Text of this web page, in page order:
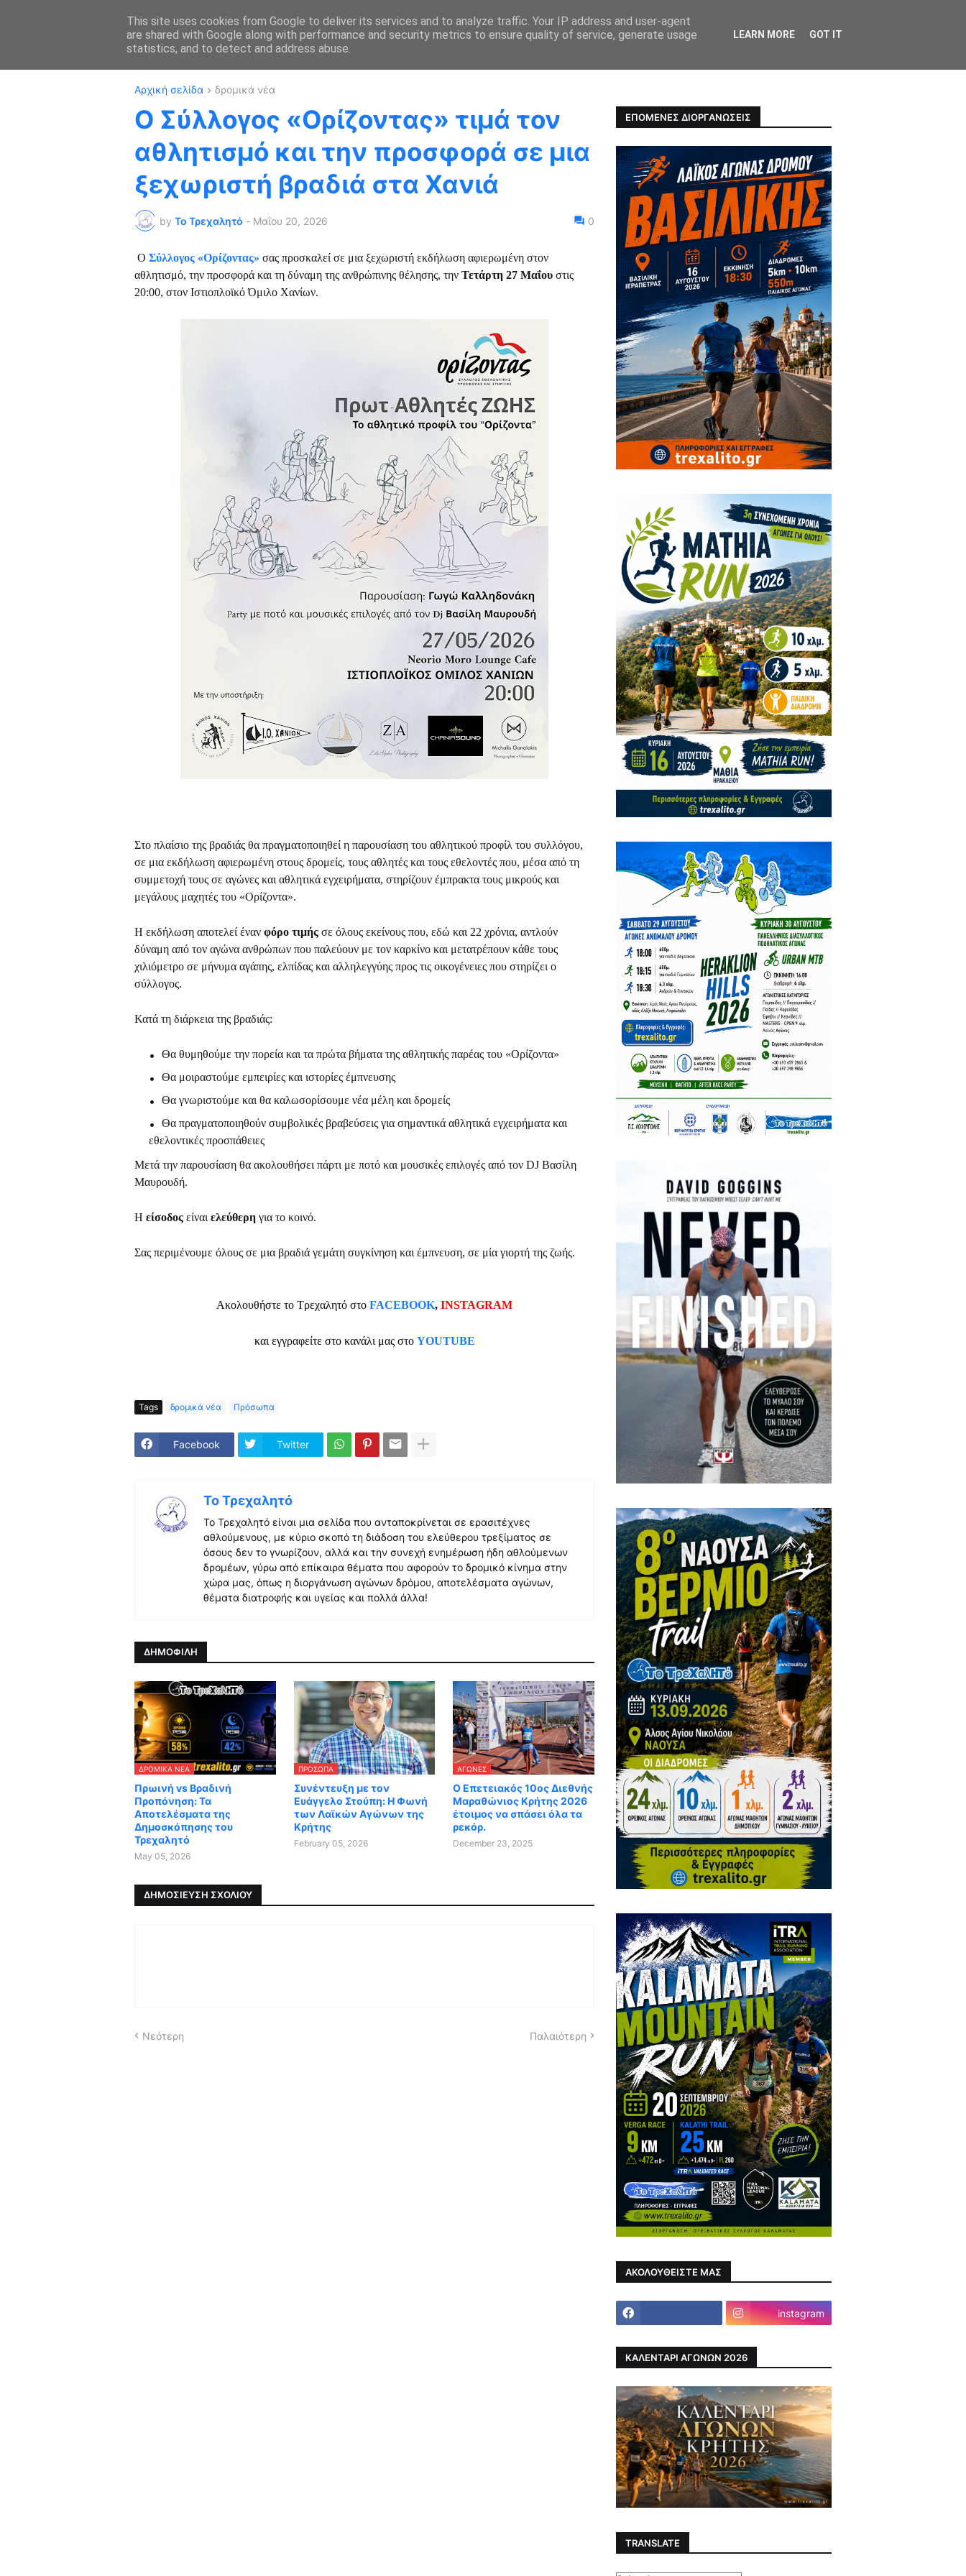
ΑΡΧΙΚΗ ΔΡΟΜΙΚΑ ΝΕΑ ΑΓΩΝΕΣ ΑΠΟΤΕΛΕΣΜΑΤΑ ULTRARUNNING ΠΡΟΣΩΠΑ ΥΓΕΙΑ
Αρχική σελίδα δρομικά νέα
Ο Σύλλογος «Ορίζοντας» τιμά τον
αθλητισμό και την προσφορά σε μια
ξεχωριστή βραδιά στα Χανιά
by Το Τρεχαλητό - Μαΐου 20, 2026 0
Ο Σύλλογος «Ορίζοντας» σας προσκαλεί σε μια ξεχωριστή εκδήλωση αφιερωμένη στον
αθλητισμό, την προσφορά και τη δύναμη της ανθρώπινης θέλησης, την Τετάρτη 27 Μαΐου στις
20:00, στον Ιστιοπλοϊκό Όμιλο Χανίων.
Στο πλαίσιο της βραδιάς θα πραγματοποιηθεί η παρουσίαση του αθλητικού προφίλ του συλλόγου,
σε μια εκδήλωση αφιερωμένη στους δρομείς, τους αθλητές και τους εθελοντές που, μέσα από τη
συμμετοχή τους σε αγώνες και αθλητικά εγχειρήματα, στηρίζουν έμπρακτα τους μικρούς και
μεγάλους μαχητές του «Ορίζοντα».
Η εκδήλωση αποτελεί έναν φόρο τιμής σε όλους εκείνους που, εδώ και 22 χρόνια, αντλούν
δύναμη από τον αγώνα ανθρώπων που παλεύουν με τον καρκίνο και μετατρέπουν κάθε τους
χιλιόμετρο σε μήνυμα αγάπης, ελπίδας και αλληλεγγύης προς τις οικογένειες που στηρίζει ο
σύλλογος.
Κατά τη διάρκεια της βραδιάς:
Θα θυμηθούμε την πορεία και τα πρώτα βήματα της αθλητικής παρέας του «Ορίζοντα»
Θα μοιραστούμε εμπειρίες και ιστορίες έμπνευσης
Θα γνωριστούμε και θα καλωσορίσουμε νέα μέλη και δρομείς
Θα πραγματοποιηθούν συμβολικές βραβεύσεις για σημαντικά αθλητικά εγχειρήματα και
εθελοντικές προσπάθειες
Μετά την παρουσίαση θα ακολουθήσει πάρτι με ποτό και μουσικές επιλογές από τον DJ Βασίλη
Μαυρουδή.
Η είσοδος είναι ελεύθερη για το κοινό.
Σας περιμένουμε όλους σε μια βραδιά γεμάτη συγκίνηση και έμπνευση, σε μία γιορτή της ζωής.
Ακολουθήστε το Τρεχαλητό στο FACEBOOK, INSTAGRAM
και εγγραφείτε στο κανάλι μας στο YOUTUBE
Tags δρομικά νέα Πρόσωπα
Facebook Twitter
Το Τρεχαλητό
Το Τρεχαλητό είναι μια σελίδα που ανταποκρίνεται σε ερασιτέχνες
αθλούμενους, με κύριο σκοπό τη διάδοση του ελεύθερου τρεξίματος σε
όσους δεν το γνωρίζουν, αλλά και την συνεχή ενημέρωση ήδη αθλούμενων
δρομέων, γύρω από επίκαιρα θέματα που αφορούν το δρομικό κίνημα στην
χώρα μας, όπως η διοργάνωση αγώνων δρόμου, αποτελέσματα αγώνων,
θέματα διατροφής και υγείας και πολλά άλλα!
ΔΗΜΟΦΙΛΗ
ΔΡΟΜΙΚΆ ΝΈΑ
Πρωινή vs Βραδινή
Προπόνηση: Τα
Αποτελέσματα της
Δημοσκόπησης του
Τρεχαλητό
May 05, 2026
ΠΡΟΣΩΠΑ
Συνέντευξη με τον
Ευάγγελο Στούπη: Η Φωνή
των Λαϊκών Αγώνων της
Κρήτης
February 05, 2026
ΑΓΏΝΕΣ
Ο Επετειακός 10ος Διεθνής
Μαραθώνιος Κρήτης 2026
έτοιμος να σπάσει όλα τα
ρεκόρ.
December 23, 2025
ΔΗΜΟΣΊΕΥΣΗ ΣΧΟΛΊΟΥ
Νεότερη Παλαιότερη
ΕΠΟΜΕΝΕΣ ΔΙΟΡΓΑΝΩΣΕΙΣ
ΑΚΟΛΟΥΘΕΙΣΤΕ ΜΑΣ
instagram
ΚΑΛΕΝΤΑΡΙ ΑΓΩΝΩΝ 2026
TRANSLATE
This site uses cookies from Google to deliver its services and to analyze traffic. Your IP address and user-agent
are shared with Google along with performance and security metrics to ensure quality of service, generate usage
statistics, and to detect and address abuse.
LEARN MORE GOT IT